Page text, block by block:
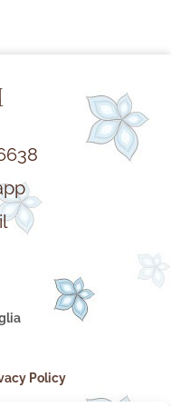
Policy